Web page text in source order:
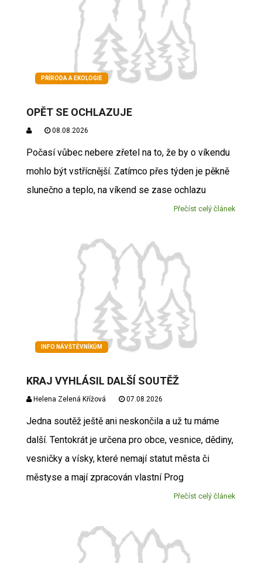
PŘÍRODA A EKOLOGIE
OPĚT SE OCHLAZUJE
08.08.2026
Počasí vůbec nebere zřetel na to, že by o víkendu
mohlo být vstřícnější. Zatímco přes týden je pěkně
slunečno a teplo, na víkend se zase ochlazu
Přečíst celý článek
INFO NÁVŠTĚVNÍKŮM
KRAJ VYHLÁSIL DALŠÍ SOUTĚŽ
Helena Zelená Křížová 07.08.2026
Jedna soutěž ještě ani neskončila a už tu máme
další. Tentokrát je určena pro obce, vesnice, dědiny,
vesničky a vísky, které nemají statut města či
městyse a mají zpracován vlastní Prog
Přečíst celý článek